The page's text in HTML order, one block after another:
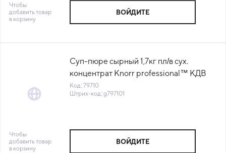
Чтобы
добавить товар
в корзину
ВОЙДИТЕ
Суп-пюре сырный 1,7кг пл/в сух.
концентрат Knorr professional™ КДВ
Тула (Все ли поели) (КОД 79710) (+18°С)
Код: 79710
Штрих-код: g797101
Чтобы
добавить товар
в корзину
ВОЙДИТЕ